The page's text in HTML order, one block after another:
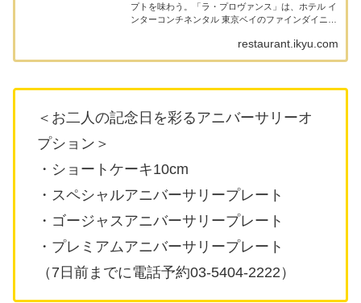
プトを味わう。「ラ・プロヴァンス」は、ホテル イ
ンターコンチネンタル 東京ベイのファインダイニン
として歴史を培ってきたレストランです。「フレッ
シ...
restaurant.ikyu.com
＜お二人の記念日を彩るアニバーサリーオ
プション＞
・ショートケーキ10cm
・スペシャルアニバーサリープレート
・ゴージャスアニバーサリープレート
・プレミアムアニバーサリープレート
（7日前までに電話予約03-5404-2222）